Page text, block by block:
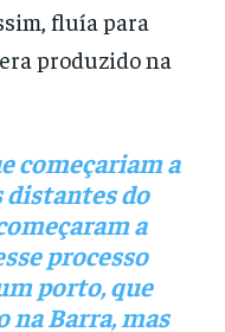
fluía para
produzido na
começariam a
distantes do
a
processo
porto, que
naBarra, mas